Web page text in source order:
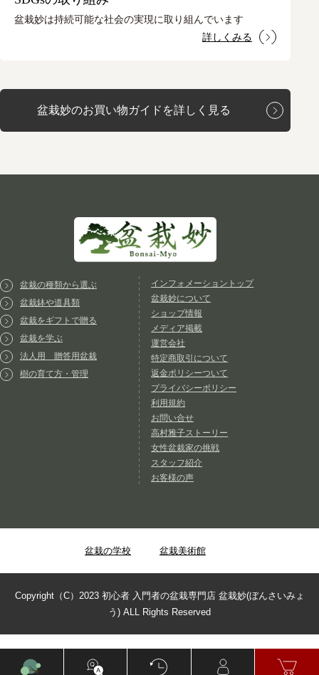
盆栽妙は持続可能な社会の実現に取り組んでいます
詳しくみる
盆栽妙のお買い物ガイドを詳しく見る
盆栽の種類から選ぶ
盆栽鉢や道具類
盆栽をギフトで贈る
盆栽を学ぶ
法人用 贈答用盆栽
樹の育て方・管理
インフォメーショントップ
盆栽妙について
ショップ情報
メディア掲載
運営会社
特定商取引について
返金ポリシーついて
プライバシーポリシー
利用規約
お問い合せ
高村雅子ストーリー
女性盆栽家の挑戦
スタッフ紹介
お客様の声
盆栽の学校 盆栽美術館
Copyright（C）2023 初心者 入門者の盆栽専門店 盆栽妙(ぼんさいみょ
う) ALL Rights Reserved